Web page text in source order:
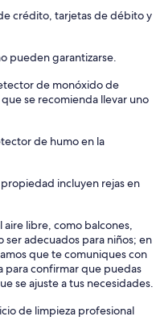
crédito, tarjetas de débito y
pueden garantizarse.
de monóxido de
se recomienda llevar uno
de humo en la
incluyen rejas en
libre, como balcones,
ser adecuados para niños; en
que te comuniques con
para confirmar que puedas
se ajuste a tus necesidades.
de limpieza profesional